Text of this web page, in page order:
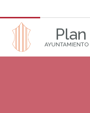
Plan
AYUNTAMIENTO